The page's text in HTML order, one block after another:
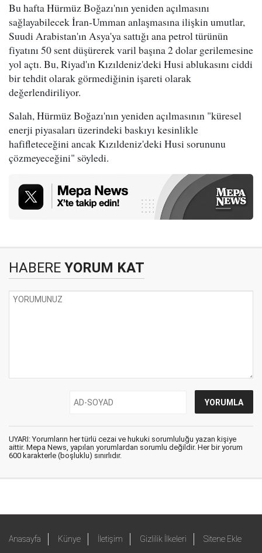
Bu hafta Hürmüz Boğazı'nın yeniden açılmasını
sağlayabilecek İran-Umman anlaşmasına ilişkin umutlar,
Suudi Arabistan'ın Asya'ya sattığı ana petrol türünün
fiyatını 50 sent düşürerek varil başına 2 dolar gerilemesine
yol açtı. Bu, Riyad'ın Kızıldeniz'deki Husi ablukasını ciddi
bir tehdit olarak görmediğinin işareti olarak
değerlendiriliyor.
Salah, Hürmüz Boğazı'nın yeniden açılmasının "küresel
enerji piyasaları üzerindeki baskıyı kesinlikle
hafifleteceğini ancak Kızıldeniz'deki Husi sorununu
çözmeyeceğini" söyledi.
HABERE YORUM KAT
UYARI: Yorumların her türlü cezai ve hukuki sorumluluğu yazan kişiye
aittir. Mepa News, yapılan yorumlardan sorumlu değildir. Her bir yorum
600 karakterle (boşluklu) sınırlıdır.
Anasayfa Künye İletişim Gizlilik İlkeleri Sitene Ekle